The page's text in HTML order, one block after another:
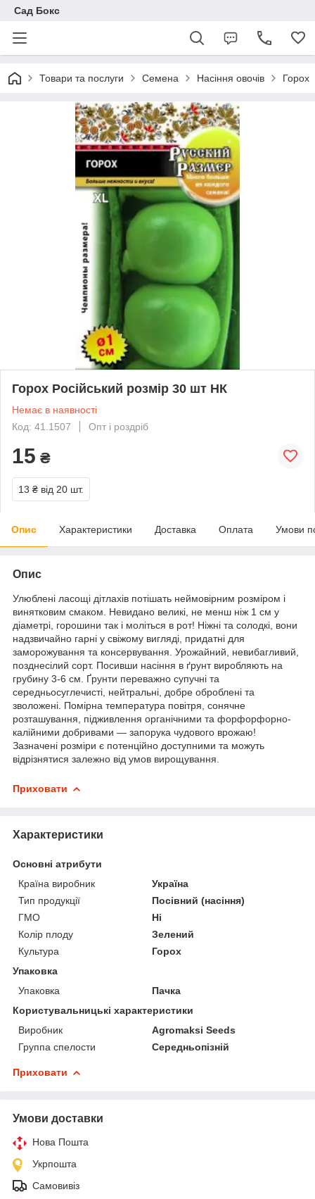
Сад Бокс
Товари та послуги Семена Насіння овочів Горох
Горох Російський розмір 30 шт НК
Немає в наявності
Код: 41.1507
Опт і роздріб
15 ₴
13 ₴ від 20 шт.
Опис Характеристики Доставка Оплата Умови
Опис
Улюблені ласощі дітлахів потішать неймовірним розміром і
винятковим смаком. Невидано великі, не менш ніж 1 см у
діаметрі, горошини так і моліться в рот! Ніжні та солодкі, вони
надзвичайно гарні у свіжому вигляді, придатні для
заморожування та консервування. Урожайний, невибагливий,
позднесілий сорт. Посивши насіння в ґрунт виробляють на
грубину 3-6 см. Ґрунти переважно супучні та
середньосуглечисті, нейтральні, добре оброблені та
зволожені. Помірна температура повітря, сонячне
розташування, підживлення органічними та форфорфорно-
калійними добривами — запорука чудового врожаю!
Зазначені розміри є потенційно доступними та можуть
відрізнятися залежно від умов вирощування.
Приховати
Характеристики
Основні атрибути
Країна виробник
Україна
Тип продукції
Посівний (насіння)
ГМО
Ні
Колір плоду
Зелений
Культура
Горох
Упаковка
Упаковка
Пачка
Користувальницькі характеристики
Виробник
Agromaksi Seeds
Группа спелости
Середньопізній
Приховати
Умови доставки
Нова Пошта
Укрпошта
Самовивіз